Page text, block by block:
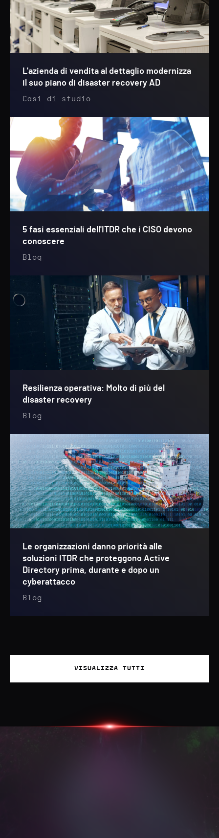
L'azienda di vendita al dettaglio modernizza
il suo piano di disaster recovery AD
Casi di studio
5 fasi essenziali dell'ITDR che i CISO devono
conoscere
Blog
Resilienza operativa: Molto di più del
disaster recovery
Blog
Le organizzazioni danno priorità alle
soluzioni ITDR che proteggono Active
Directory prima, durante e dopo un
cyberattacco
Blog
VISUALIZZA TUTTI